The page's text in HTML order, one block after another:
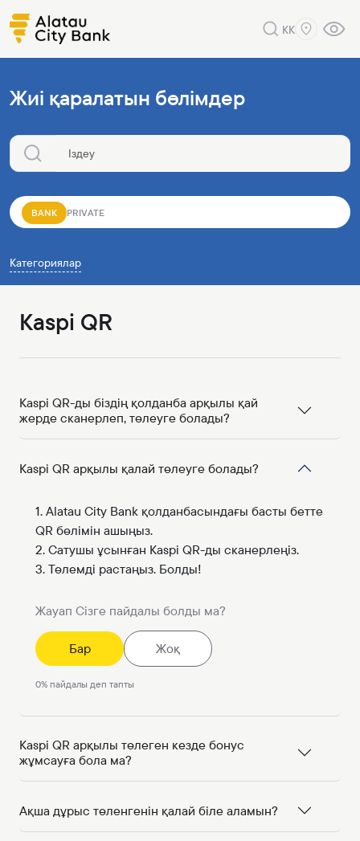
KK
Жиі қаралатын бөлімдер
BANK PRIVATE
Категориялар
Kaspi QR
Kaspi QR-ды біздің қолданба арқылы қай
жерде сканерлеп, төлеуге болады?
Kaspi QR арқылы қалай төлеуге болады?
1. Alatau City Bank қолданбасындағы басты бетте
QR бөлімін ашыңыз.
2. Сатушы ұсынған Kaspi QR-ды сканерлеңіз.
3. Төлемді растаңыз. Болды!
Жауап Сізге пайдалы болды ма?
Бар Жоқ
0%пайдалы деп тапты
Kaspi QR арқылы төлеген кезде бонус
жұмсауға бола ма?
Ақша дұрыс төленгенін қалай біле аламын?